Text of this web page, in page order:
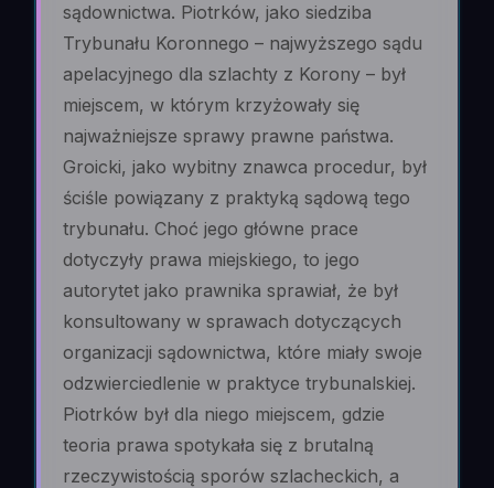
sądownictwa. Piotrków, jako siedziba
Trybunału Koronnego – najwyższego sądu
apelacyjnego dla szlachty z Korony – był
miejscem, w którym krzyżowały się
najważniejsze sprawy prawne państwa.
Groicki, jako wybitny znawca procedur, był
ściśle powiązany z praktyką sądową tego
trybunału. Choć jego główne prace
dotyczyły prawa miejskiego, to jego
autorytet jako prawnika sprawiał, że był
konsultowany w sprawach dotyczących
organizacji sądownictwa, które miały swoje
odzwierciedlenie w praktyce trybunalskiej.
Piotrków był dla niego miejscem, gdzie
teoria prawa spotykała się z brutalną
rzeczywistością sporów szlacheckich, a